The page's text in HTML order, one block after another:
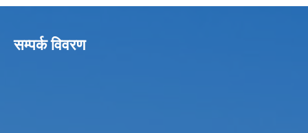
सम्पर्क विवरण